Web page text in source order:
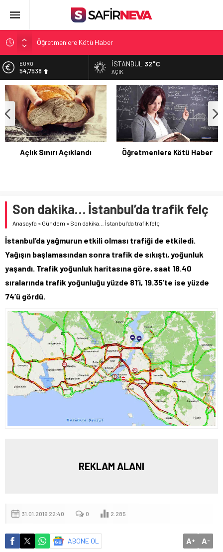
Öğretmenlere Kötü Haber
FETÖ’nün kritik ismi tutuklandı
Son dakika… İstanbul’da trafik felç
Yunanistan Başbakanı Çipras Türkiye’ye gelecek
Açlık Sınırı Açıklandı
ALTIN
6.207,78
BİST
13.410,54
DOLAR
47,5461
EURO
İSTANBUL 32°C
AÇIK
Öğretmenlere Kötü Haber
FETÖ’nün kritik ismi
Son dakika… İstanbul’da trafik felç
Anasayfa » Gündem » Son dakika… İstanbul’da trafik felç
İstanbul’da yağmurun etkili olması trafiği de etkiledi.
Yağışın başlamasından sonra trafik de sıkıştı, yoğunluk
yaşandı. Trafik yoğunluk haritasına göre, saat 18.40
sıralarında trafik yoğunluğu yüzde 81’i, 19.35’te ise yüzde
74’ü gördü.
REKLAM ALANI
31.01.2019 22:40 0 2.285
ABONE OL A+ A-